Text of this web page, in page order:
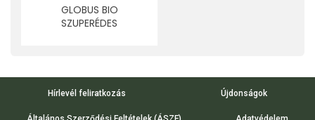
GLOBUS BIO
SZUPERÉDES
Hírlevél feliratkozás Újdonságok